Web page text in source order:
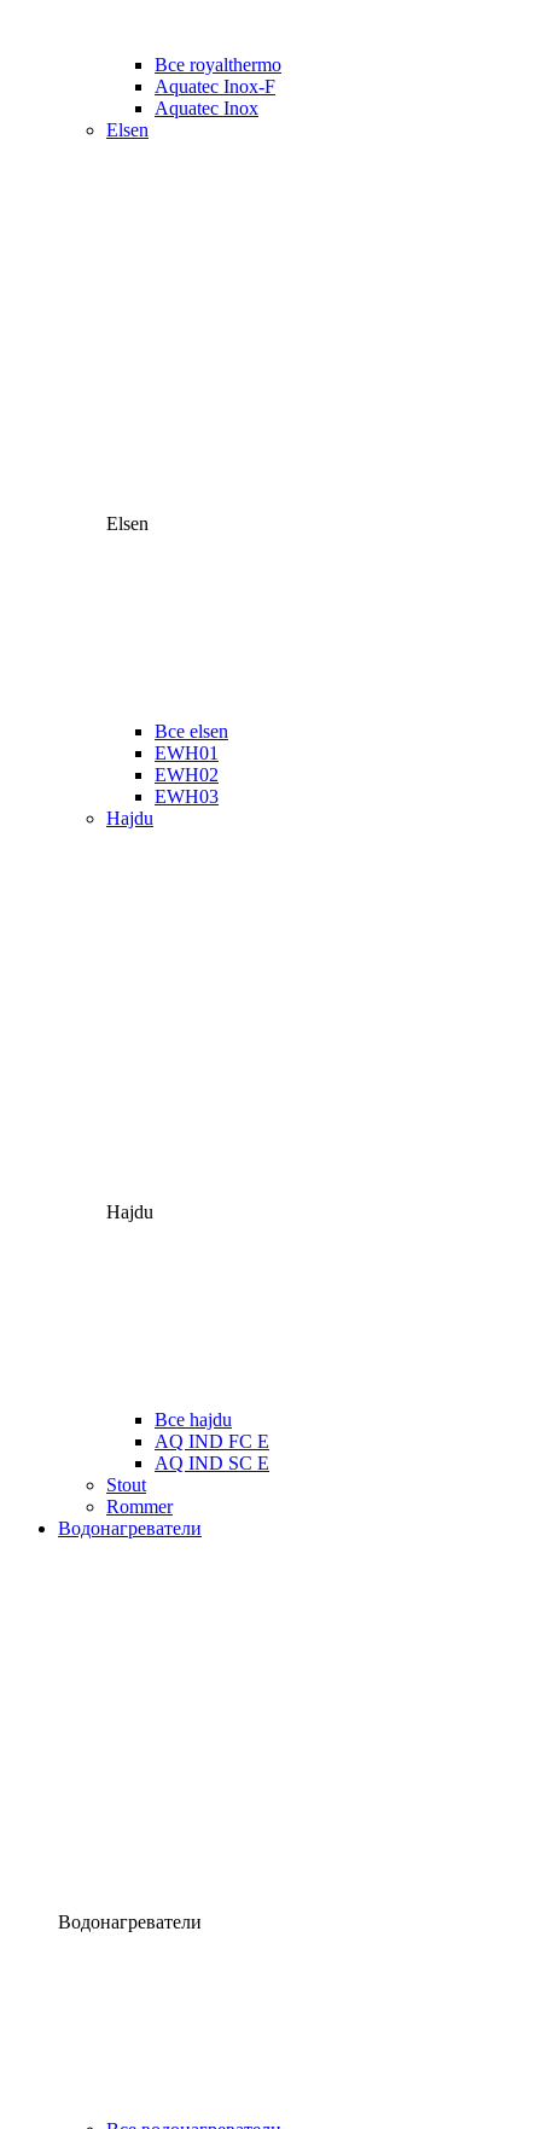
Все royalthermo
Aquatec Inox-F
Aquatec Inox
Elsen
Elsen
Все elsen
EWH01
EWH02
EWH03
Hajdu
Hajdu
Все hajdu
AQ IND FC E
AQ IND SC E
Stout
Rommer
Водонагреватели
Водонагреватели